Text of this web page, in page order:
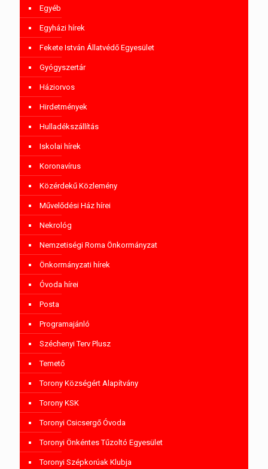
Egyéb
Egyházi hírek
Fekete István Állatvédő Egyesület
Gyógyszertár
Háziorvos
Hirdetmények
Hulladékszállítás
Iskolai hírek
Koronavírus
Közérdekű Közlemény
Művelődési Ház hírei
Nekrológ
Nemzetiségi Roma Önkormányzat
Önkormányzati hírek
Óvoda hírei
Posta
Programajánló
Széchenyi Terv Plusz
Temető
Torony Községért Alapítvány
Torony KSK
Toronyi Csicsergő Óvoda
Toronyi Önkéntes Tűzoltó Egyesület
Toronyi Szépkorúak Klubja